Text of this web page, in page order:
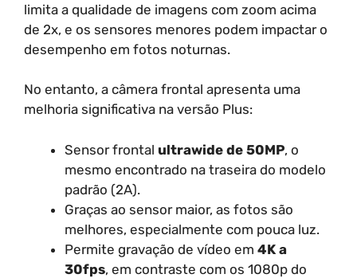
limita a qualidade de imagens com zoom acima
de 2x, e os sensores menores podem impactar o
desempenho em fotos noturnas.
No entanto, a câmera frontal apresenta uma
melhoria significativa na versão Plus:
Sensor frontal ultrawide de 50MP, o
mesmo encontrado na traseira do modelo
padrão (2A).
Graças ao sensor maior, as fotos são
melhores, especialmente com pouca luz.
Permite gravação de vídeo em 4K a
30fps, em contraste com os 1080p do